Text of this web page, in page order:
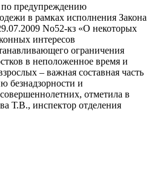
по предупреждению
в рамках исполнения Закона
No52-кз «О некоторых
интересов
ограничения
в неположенное время и
– важная составная часть
безнадзорности и
отметила в
Т.В., инспектор отделения